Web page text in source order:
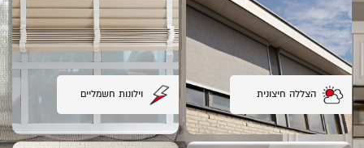
הצללה חיצונית וילונות חשמליים